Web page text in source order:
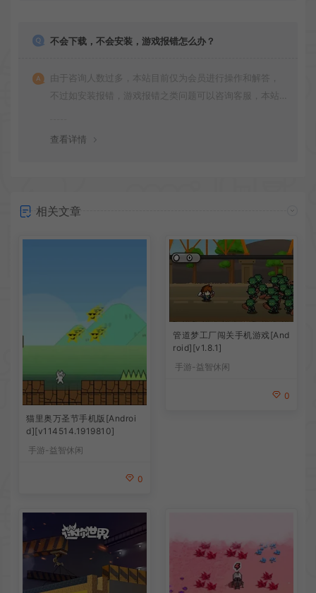
不会下载，不会安装，游戏报错怎么办？
由于咨询人数过多，本站目前仅为会员进行操作和解答，
不过如安装报错，游戏报错之类问题可以咨询客服，本站
查看详情
相关文章
猫里奥万圣节手机版[Androi
d][v114514.1919810]
手游-益智休闲
0
管道梦工厂闯关手机游戏[And
roid][v1.8.1]
手游-益智休闲
0